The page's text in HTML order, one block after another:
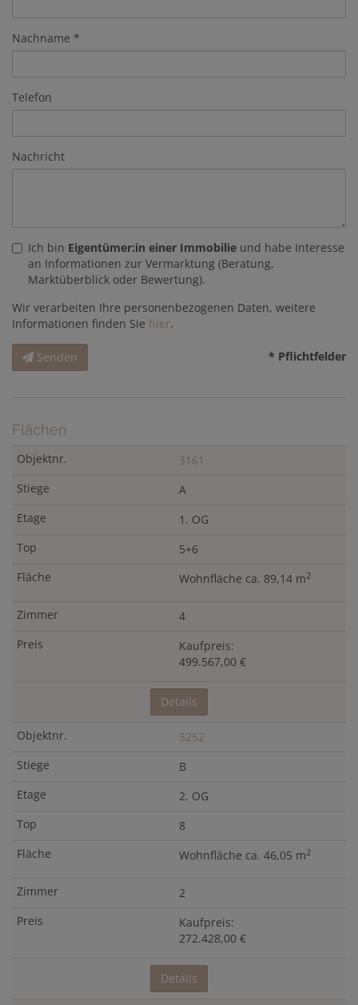
Nachname
Telefon
Nachricht
Ich bin Eigentümer:in einer Immobilie und habe Interesse
an Informationen zur Vermarktung (Beratung,
Marktüberblick oder Bewertung).
Wir verarbeiten Ihre personenbezogenen Daten, weitere
Informationen finden Sie hier.
Senden * Pflichtfelder
Flächen
3161
A
1. OG
5+6
Wohnfläche ca. 89,14 m2
4
Kaufpreis:
499.567,00 €
Details
3252
B
2. OG
8
Wohnfläche ca. 46,05 m2
2
Kaufpreis:
272.428,00 €
Details